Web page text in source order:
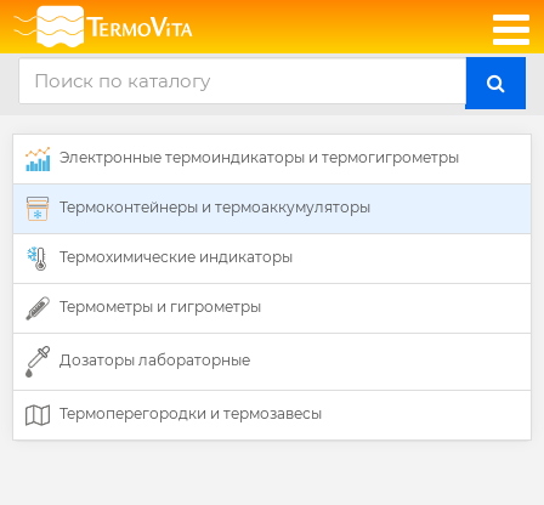
Электронные термоиндикаторы и термогигрометры
Термоконтейнеры и термоаккумуляторы
Термохимические индикаторы
Термометры и гигрометры
Дозаторы лабораторные
Термоперегородки и термозавесы